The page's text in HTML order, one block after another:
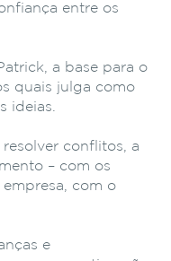
entre os
a base para o
quais julga como
ideias.
conflitos, a
– com os
com o
e